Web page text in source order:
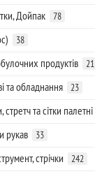
Дойпак 78
38
продуктів 21
та обладнання 23
та сітки палетні
рукав 33
стрічки 242